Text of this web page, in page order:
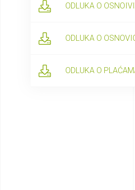
ODLUKA O
ODLUKA O
ODLUKA O